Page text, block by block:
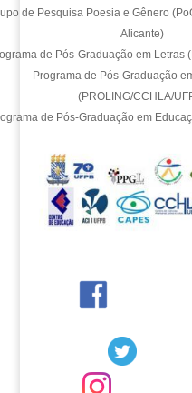
de Pesquisa Poesia e Gênero
Alicante)
de Pós-Graduação em Letras
Programa de Pós-Graduação
(PROLING/CCHLA/
de Pós-Graduação em